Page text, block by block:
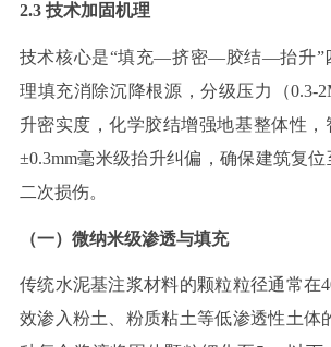
2.3 技术加固机理
技术核心是“填充—挤密—胶结—抬升”
理填充消除沉降根源，分级压力（0.3-
升密实度，化学胶结增强地基整体性
±0.3mm毫米级抬升纠偏，确保建筑复
二次损伤。
（一）微纳米级渗透与填充
传统水泥基注浆材料的颗粒粒径通常在
效渗入粉土、粉质粘土等低渗透性土体